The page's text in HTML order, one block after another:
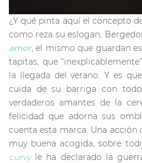
¿Y qué pinta aquí el concepto
como reza su eslogan,
amor, el mismo que guardan
tapitas, que
la llegada del verano. Y es
cuida de su barriga con
verdaderos amantes de la
felicidad que adorna sus
cuenta esta marca. Una
muy buena acogida, sobre
curvyle ha declarado la